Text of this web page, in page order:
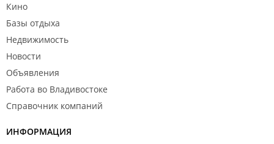
Кино
Базы отдыха
Недвижимость
Новости
Объявления
Работа во Владивостоке
Справочник компаний
ИНФОРМАЦИЯ